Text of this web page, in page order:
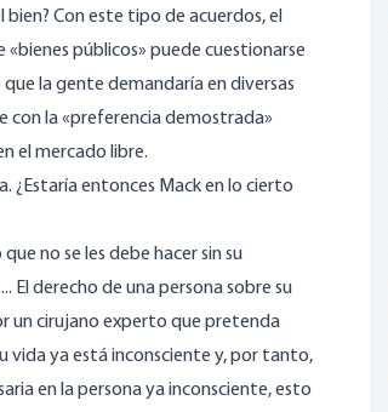
Con este tipo de acuerdos, el
públicos» puede cuestionarse
la gente demandaría en diversas
con la «preferencia demostrada»
el mercado libre.
¿Estaría entonces Mack en lo cierto
no se les debe hacer sin su
El derecho de una persona sobre su
un cirujano experto que pretenda
vida ya está inconsciente y, por tanto,
en la persona ya inconsciente, esto